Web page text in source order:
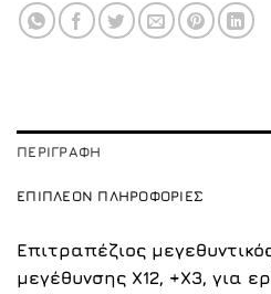
ΠΕΡΙΓΡΑΦΉ
ΕΠΙΠΛΈΟΝ ΠΛΗΡΟΦΟΡΊΕΣ
Επιτραπέζιος
μεγέθυνσης X12, +X3, για